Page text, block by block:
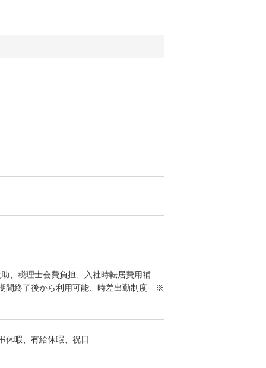
、税理士会費負担、入社時転居費用補
間終了後から利用可能、時差出勤制度 ※
休暇、有給休暇、祝日